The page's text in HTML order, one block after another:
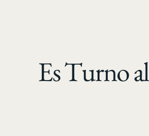
Es Turno